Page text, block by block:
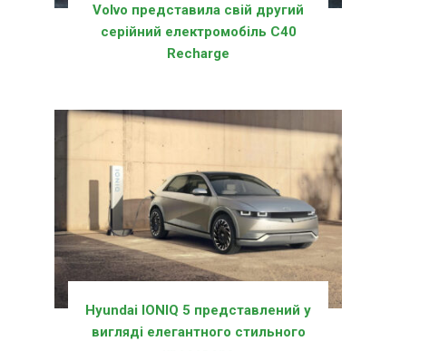
Volvo представила свій другий
серійний електромобіль C40
Recharge
Hyundai IONIQ 5 представлений у
вигляді елегантного стильного